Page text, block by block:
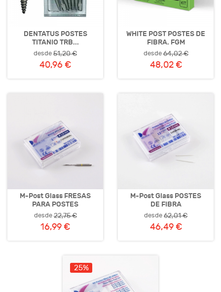
DENTATUS POSTES
TITANIO TRB...
desde51,20 €
40,96 €
WHITE POST POSTES DE
FIBRA. FGM
desde64,02 €
48,02 €
M-Post Glass FRESAS
PARA POSTES
desde22,75 €
16,99 €
M-Post Glass POSTES
DE FIBRA
desde62,01 €
46,49 €
25%